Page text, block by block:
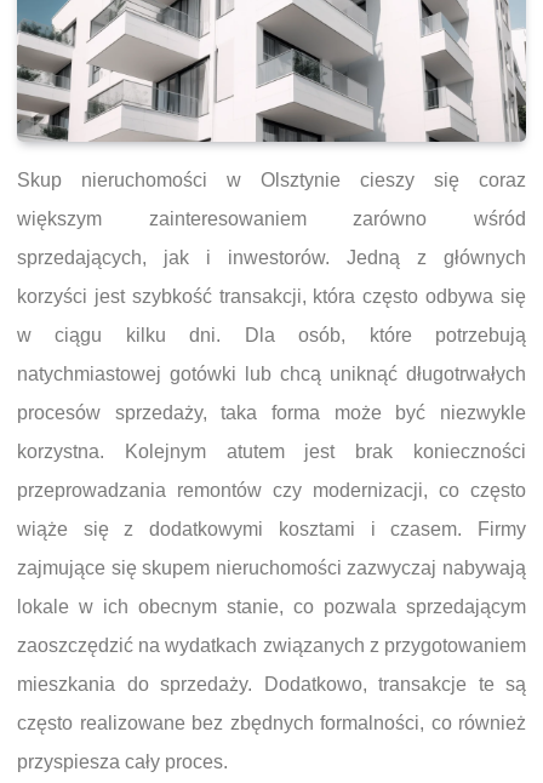
Skup nieruchomości w Olsztynie cieszy się coraz
większym zainteresowaniem zarówno wśród
sprzedających, jak i inwestorów. Jedną z głównych
korzyści jest szybkość transakcji, która często odbywa się
w ciągu kilku dni. Dla osób, które potrzebują
natychmiastowej gotówki lub chcą uniknąć długotrwałych
procesów sprzedaży, taka forma może być niezwykle
korzystna. Kolejnym atutem jest brak konieczności
przeprowadzania remontów czy modernizacji, co często
wiąże się z dodatkowymi kosztami i czasem. Firmy
zajmujące się skupem nieruchomości zazwyczaj nabywają
lokale w ich obecnym stanie, co pozwala sprzedającym
zaoszczędzić na wydatkach związanych z przygotowaniem
mieszkania do sprzedaży. Dodatkowo, transakcje te są
często realizowane bez zbędnych formalności, co również
przyspiesza cały proces.